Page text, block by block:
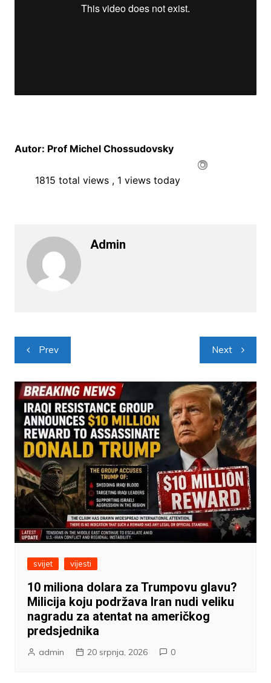
Autor: Prof Michel Chossudovsky
1815 total views , 1 views today
Admin
Navigacija
objava
Prev Next
svijet vijesti
10 miliona dolara za Trumpovu glavu?
Milicija koju podržava Iran nudi veliku
nagradu za atentat na američkog
predsjednika
admin 20 srpnja, 2026 0